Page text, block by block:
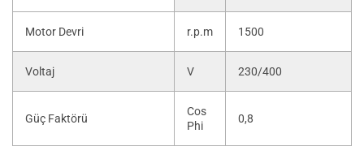
Motor Devri r.p.m 1500
Voltaj V 230/400
Güç Faktörü
Cos
Phi
0,8